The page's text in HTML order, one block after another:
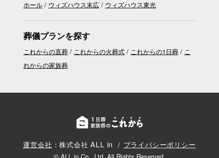
ホール
ウィズハウス末広 ウィズハウス東光
葬儀プランを探す
これからの直葬 これからの火葬式 これからの1日葬
こ
れからの家族葬
運営会社 ：株式会社 ALL in プライバシーポリシー